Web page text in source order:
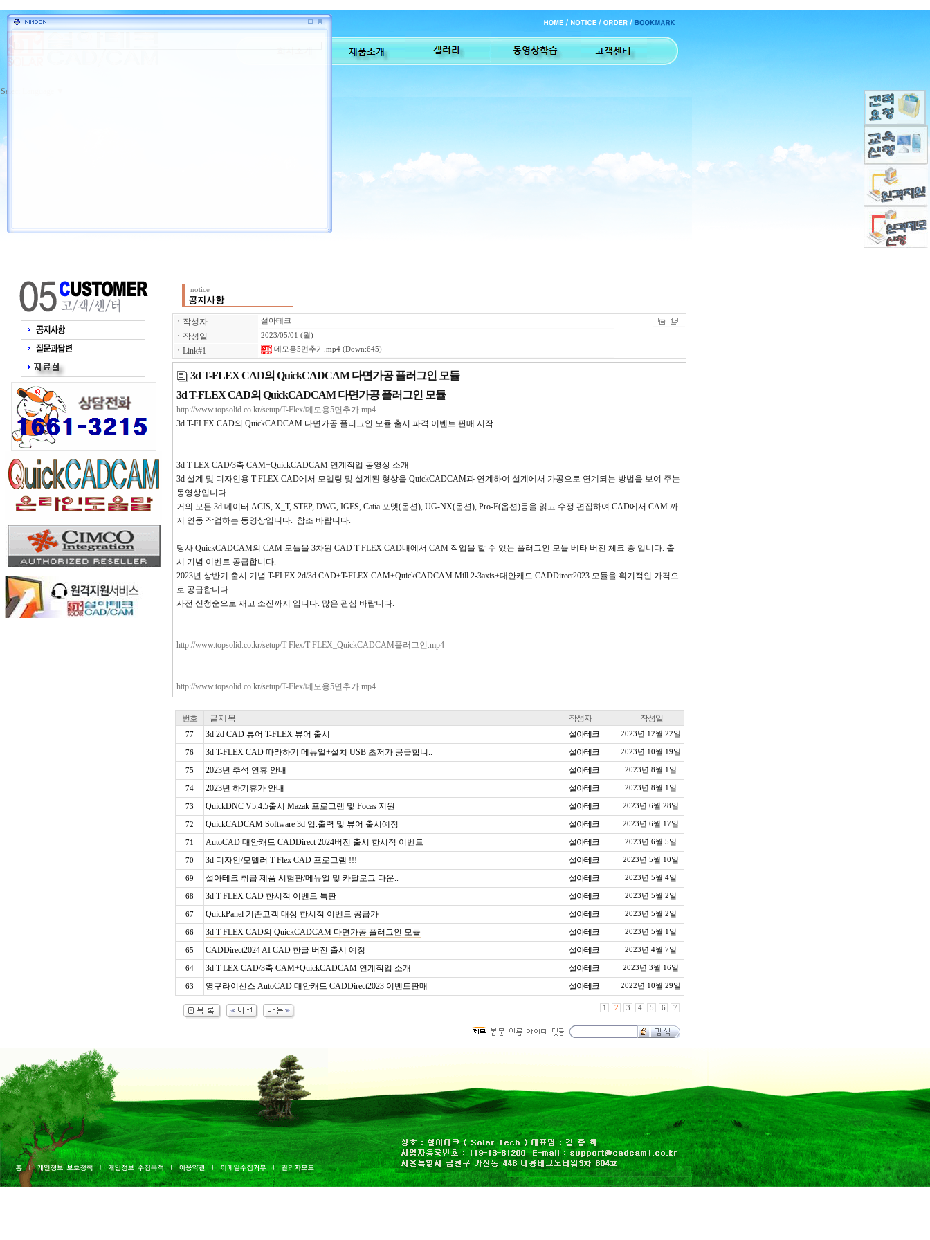
Select Language
notice
공지사항
ㆍ 작성자 설아테크
ㆍ 작성일 2023/05/01 (월)
ㆍ Link#1 데모용5면추가.mp4 (Down:645)
3d T-FLEX CAD의 QuickCADCAM 다면가공 플러그인 모듈
3d T-FLEX CAD의 QuickCADCAM 다면가공 플러그인 모듈
http://www.topsolid.co.kr/setup/T-Flex/데모용5면추가.mp4
3d T-FLEX CAD의 QuickCADCAM 다면가공 플러그인 모듈 출시 파격 이벤트 판매 시작
3d T-LEX CAD/3축 CAM+QuickCADCAM 연계작업 동영상 소개
3d 설계 및 디자인용 T-FLEX CAD에서 모델링 및 설계된 형상을 QuickCADCAM과 연계하여 설계에서 가공으로 연계되는 방법을 보여 주는
동영상입니다.
거의 모든 3d 데이터 ACIS, X_T, STEP, DWG, IGES, Catia 포멧(옵션), UG-NX(옵션), Pro-E(옵션)등을 읽고 수정 편집하여 CAD에서 CAM 까
지 연동 작업하는 동영상입니다. 참조 바랍니다.
당사 QuickCADCAM의 CAM 모듈을 3차원 CAD T-FLEX CAD내에서 CAM 작업을 할 수 있는 플러그인 모듈 베타 버전 체크 중 입니다. 출
시 기념 이벤트 공급합니다.
2023년 상반기 출시 기념 T-FLEX 2d/3d CAD+T-FLEX CAM+QuickCADCAM Mill 2-3axis+대안캐드 CADDirect2023 모듈을 획기적인 가격으
로 공급합니다.
사전 신청순으로 재고 소진까지 입니다. 많은 관심 바랍니다.
http://www.topsolid.co.kr/setup/T-Flex/T-FLEX_QuickCADCAM플러그인.mp4
http://www.topsolid.co.kr/setup/T-Flex/데모용5면추가.mp4
번호 글 제 목 작성자 작성일
77 3d 2d CAD 뷰어 T-FLEX 뷰어 출시 설아테크 2023년 12월 22일
76 3d T-FLEX CAD 따라하기 메뉴얼+설치 USB 초저가 공급합니.. 설아테크 2023년 10월 19일
75 2023년 추석 연휴 안내 설아테크 2023년 8월 1일
74 2023년 하기휴가 안내 설아테크 2023년 8월 1일
73 QuickDNC V5.4.5출시 Mazak 프로그램 및 Focas 지원 설아테크 2023년 6월 28일
72 QuickCADCAM Software 3d 입.출력 및 뷰어 출시예정 설아테크 2023년 6월 17일
71 AutoCAD 대안캐드 CADDirect 2024버전 출시 한시적 이벤트 설아테크 2023년 6월 5일
70 3d 디자인/모델러 T-Flex CAD 프로그램 !!! 설아테크 2023년 5월 10일
69 설아테크 취급 제품 시험판/메뉴얼 및 카달로그 다운.. 설아테크 2023년 5월 4일
68 3d T-FLEX CAD 한시적 이벤트 특판 설아테크 2023년 5월 2일
67 QuickPanel 기존고객 대상 한시적 이벤트 공급가 설아테크 2023년 5월 2일
66 3d T-FLEX CAD의 QuickCADCAM 다면가공 플러그인 모듈 설아테크 2023년 5월 1일
65 CADDirect2024 AI CAD 한글 버전 출시 예정 설아테크 2023년 4월 7일
64 3d T-LEX CAD/3축 CAM+QuickCADCAM 연계작업 소개 설아테크 2023년 3월 16일
63 영구라이선스 AutoCAD 대안캐드 CADDirect2023 이벤트판매 설아테크 2022년 10월 29일
1 2 3 4 5 6 7